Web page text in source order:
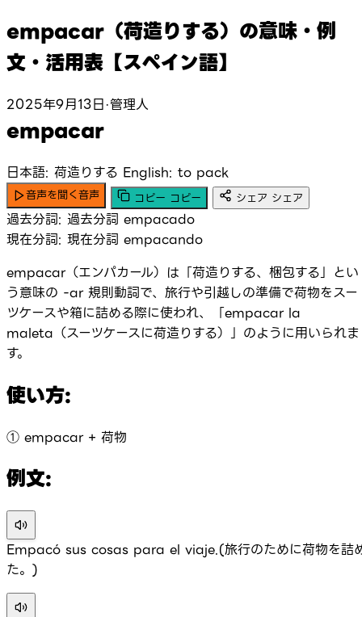
empacar（荷造りする）の意味・例
文・活用表【スペイン語】
2025年9月13日·管理人
empacar
日本語: 荷造りする English: to pack
音声を聞く音声 コピー コピー シェア シェア
過去分詞: 過去分詞 empacado
現在分詞: 現在分詞 empacando
empacar（エンパカール）は「荷造りする、梱包する」とい
う意味の -ar 規則動詞で、旅行や引越しの準備で荷物をスー
ツケースや箱に詰める際に使われ、「empacar la
maleta（スーツケースに荷造りする）」のように用いられま
す。
使い方:
① empacar + 荷物
例文:
Empacó sus cosas para el viaje.(旅行のために荷物を詰
た。)